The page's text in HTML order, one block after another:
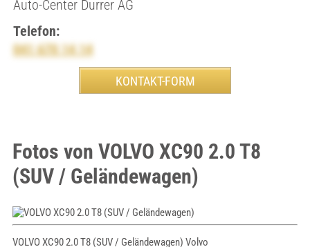
Auto-Center Durrer AG
Telefon:
041 670 14 14
Fotos von VOLVO XC90 2.0 T8
(SUV / Geländewagen)
VOLVO XC90 2.0 T8 (SUV / Geländewagen) Volvo